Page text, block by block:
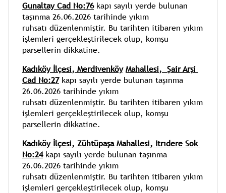
Gunaltay Cad No:76 kapı sayılı yerde bulunan
taşınma 26.06.2026 tarihinde yıkım
ruhsatı düzenlenmiştir. Bu tarihten itibaren yıkım
işlemleri gerçekleştirilecek olup, komşu
parsellerin dikkatine.
Kadıköy İlçesi, Merdivenköy Mahallesi, Şair Arşi
Cad No:27 kapı sayılı yerde bulunan taşınma
26.06.2026 tarihinde yıkım
ruhsatı düzenlenmiştir. Bu tarihten itibaren yıkım
işlemleri gerçekleştirilecek olup, komşu
parsellerin dikkatine.
Kadıköy İlçesi, Zühtüpaşa Mahallesi, Itrıdere Sok
No:24 kapı sayılı yerde bulunan taşınma
26.06.2026 tarihinde yıkım
ruhsatı düzenlenmiştir. Bu tarihten itibaren yıkım
işlemleri gerçekleştirilecek olup, komşu